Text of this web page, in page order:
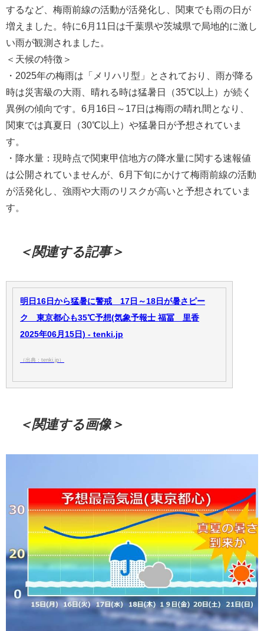
するなど、梅雨前線の活動が活発化し、関東でも雨の日が
増えました。特に6月11日は千葉県や茨城県で局地的に激し
い雨が観測されました。
＜天候の特徴＞
・2025年の梅雨は「メリハリ型」とされており、雨が降る
時は災害級の大雨、晴れる時は猛暑日（35℃以上）が続く
異例の傾向です。6月16日～17日は梅雨の晴れ間となり、
関東では真夏日（30℃以上）や猛暑日が予想されていま
す。
・降水量：現時点で関東甲信地方の降水量に関する速報値
は公開されていませんが、6月下旬にかけて梅雨前線の活動
が活発化し、強雨や大雨のリスクが高いと予想されていま
す。
＜関連する記事＞
明日16日から猛暑に警戒 17日～18日が暑さピー
ク 東京都心も35℃予想(気象予報士 福冨 里香
2025年06月15日) - tenki.jp
（出典：tenki.jp）
＜関連する画像＞